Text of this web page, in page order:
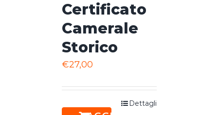
Certificato
Camerale
Storico
€27,00
Dettagli